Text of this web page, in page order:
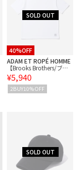
40%OFF
ADAM ET ROPÉ HOMME
【Brooks Brothers/ブル
ックスブラザーズ】HW
WOVEN LABEL SS TEE
¥5,940
2BUY10%OFF